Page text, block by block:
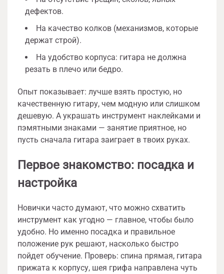
дефектов.
На качество колков (механизмов, которые
держат строй).
На удобство корпуса: гитара не должна
резать в плечо или бедро.
Опыт показывает: лучше взять простую, но
качественную гитару, чем модную или слишком
дешевую. А украшать инструмент наклейками и
пэмятными знаками — занятие приятное, но
пусть сначала гитара заиграет в твоих руках.
Первое знакомство: посадка и
настройка
Новички часто думают, что можно схватить
инструмент как угодно — главное, чтобы было
удобно. Но именно посадка и правильное
положение рук решают, насколько быстро
пойдет обучение. Проверь: спина прямая, гитара
прижата к корпусу, шея грифа направлена чуть